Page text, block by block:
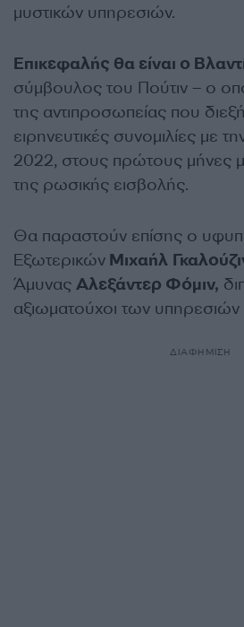
μυστικών υπηρεσιών.
Επικεφαλής θα είναι ο
σύμβουλος του Πούτιν – ο
της αντιπροσωπείας που
ειρηνευτικές συνομιλίες με
2022, στους πρώτους μήνες
της ρωσικής εισβολής.
Θα παραστούν επίσης ο
Εξωτερικών Μιχαήλ
Άμυνας Αλεξάντερ Φόμιν,
αξιωματούχοι των
ΔΙΑΦΗΜΙΣΗ